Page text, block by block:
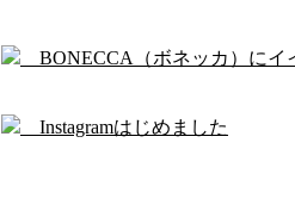
BONECCA（ボネッカ）にイ
Instagramはじめました